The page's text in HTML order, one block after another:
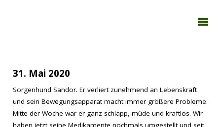
31. Mai 2020
Sorgenhund Sandor. Er verliert zunehmend an Lebenskraft
und sein Bewegungsapparat macht immer größere Probleme.
Mitte der Woche war er ganz schlapp, müde und kraftlos. Wir
haben jetzt seine Medikamente nochmals umgestellt und seit